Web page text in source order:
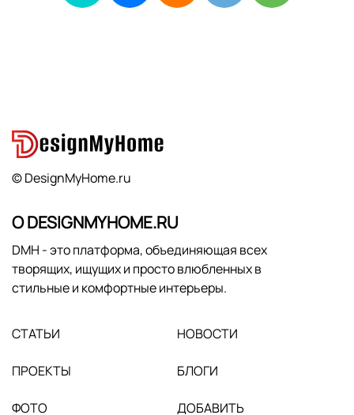
© DesignMyHome.ru
О DESIGNMYHOME.RU
DMH - это платформа, объединяющая всех
творящих, ищущих и просто влюбленных в
стильные и комфортные интерьеры.
СТАТЬИ НОВОСТИ
ПРОЕКТЫ БЛОГИ
ФОТО ДОБАВИТЬ